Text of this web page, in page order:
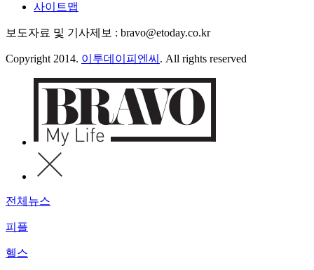
사이트맵
보도자료 및 기사제보 : bravo@etoday.co.kr
Copyright 2014. 이투데이피엔씨 . All rights reserved
전체뉴스
피플
헬스